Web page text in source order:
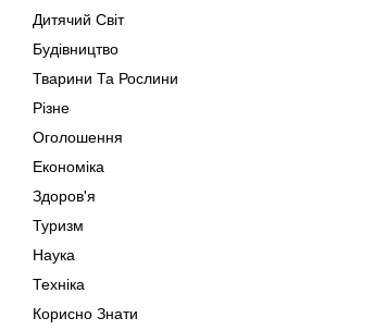
Дитячий Світ
Будівництво
Тварини Та Рослини
Різне
Оголошення
Економіка
Здоров'я
Туризм
Наука
Техніка
Корисно Знати